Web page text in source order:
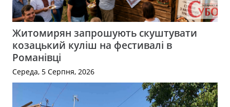
Житомирян запрошують скуштувати
козацький куліш на фестивалі в
Романівці
Середа, 5 Серпня, 2026